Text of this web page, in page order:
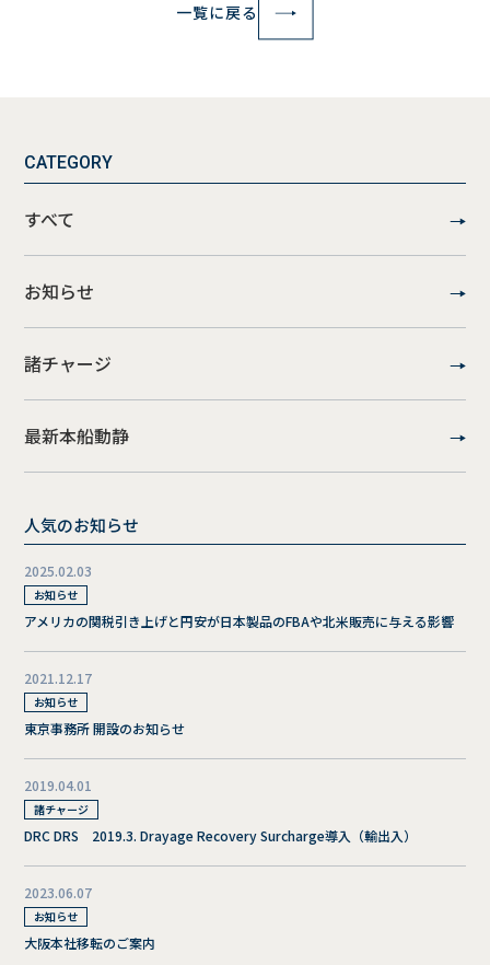
一覧に戻る
CATEGORY
すべて
お知らせ
諸チャージ
最新本船動静
人気のお知らせ
2025.02.03
お知らせ
アメリカの関税引き上げと円安が日本製品のFBAや北米販売に与える影響
2021.12.17
お知らせ
東京事務所 開設のお知らせ
2019.04.01
諸チャージ
DRC DRS 2019.3. Drayage Recovery Surcharge導入（輸出入）
2023.06.07
お知らせ
大阪本社移転のご案内